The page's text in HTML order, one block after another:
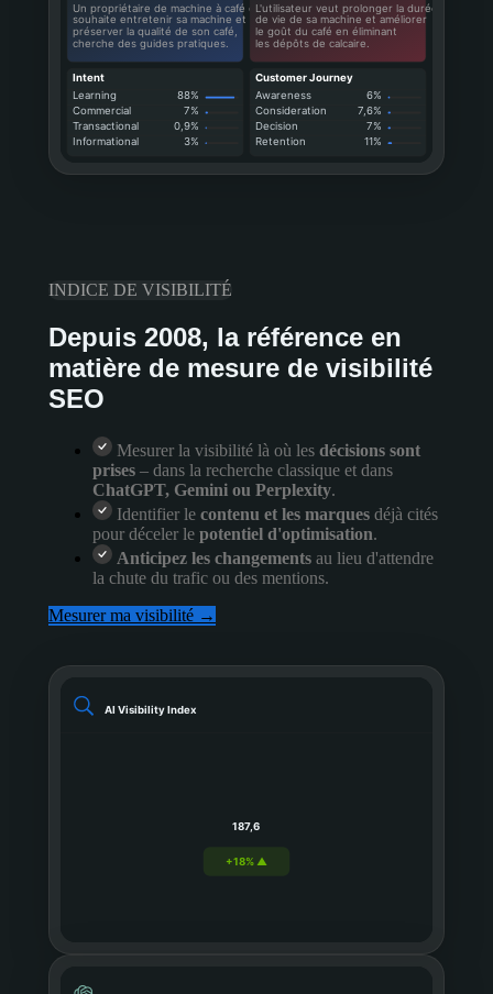
Un propriétaire de machine à café qui
souhaite entretenir sa machine et
préserver la qualité de son café,
cherche des guides pratiques.
L'utilisateur veut prolonger la durée
de vie de sa machine et améliorer
le goût du café en éliminant
les dépôts de calcaire.
Intent
Learning
88%
Commercial
7%
Transactional
0,9%
Informational
3%
Customer Journey
Awareness
6%
Consideration
7,6%
Decision
7%
Retention
11%
INDICE DE VISIBILITÉ
Depuis 2008, la référence en
matière de mesure de visibilité
SEO
Mesurer la visibilité là où les décisions sont
prises – dans la recherche classique et dans
ChatGPT, Gemini ou Perplexity.
Identifier le contenu et les marques déjà cités
pour déceler le potentiel d'optimisation.
Anticipez les changements au lieu d'attendre
la chute du trafic ou des mentions.
Mesurer ma visibilité →
AI Visibility Index
187,6
+18% ▲